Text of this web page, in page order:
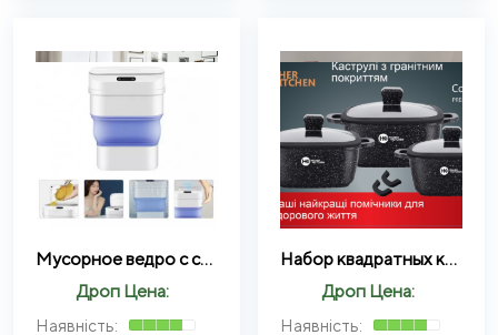
Мусорное ведро с сенсорной крышкой складное 10 л / Сенсорное мусорное ведро для кухни
Дроп Цена:
Набор квадратных кастрюль с силиконовыми крышками Higher Kitchen HK 323 8 предметов (Красный, Черный)
Дроп Цена: